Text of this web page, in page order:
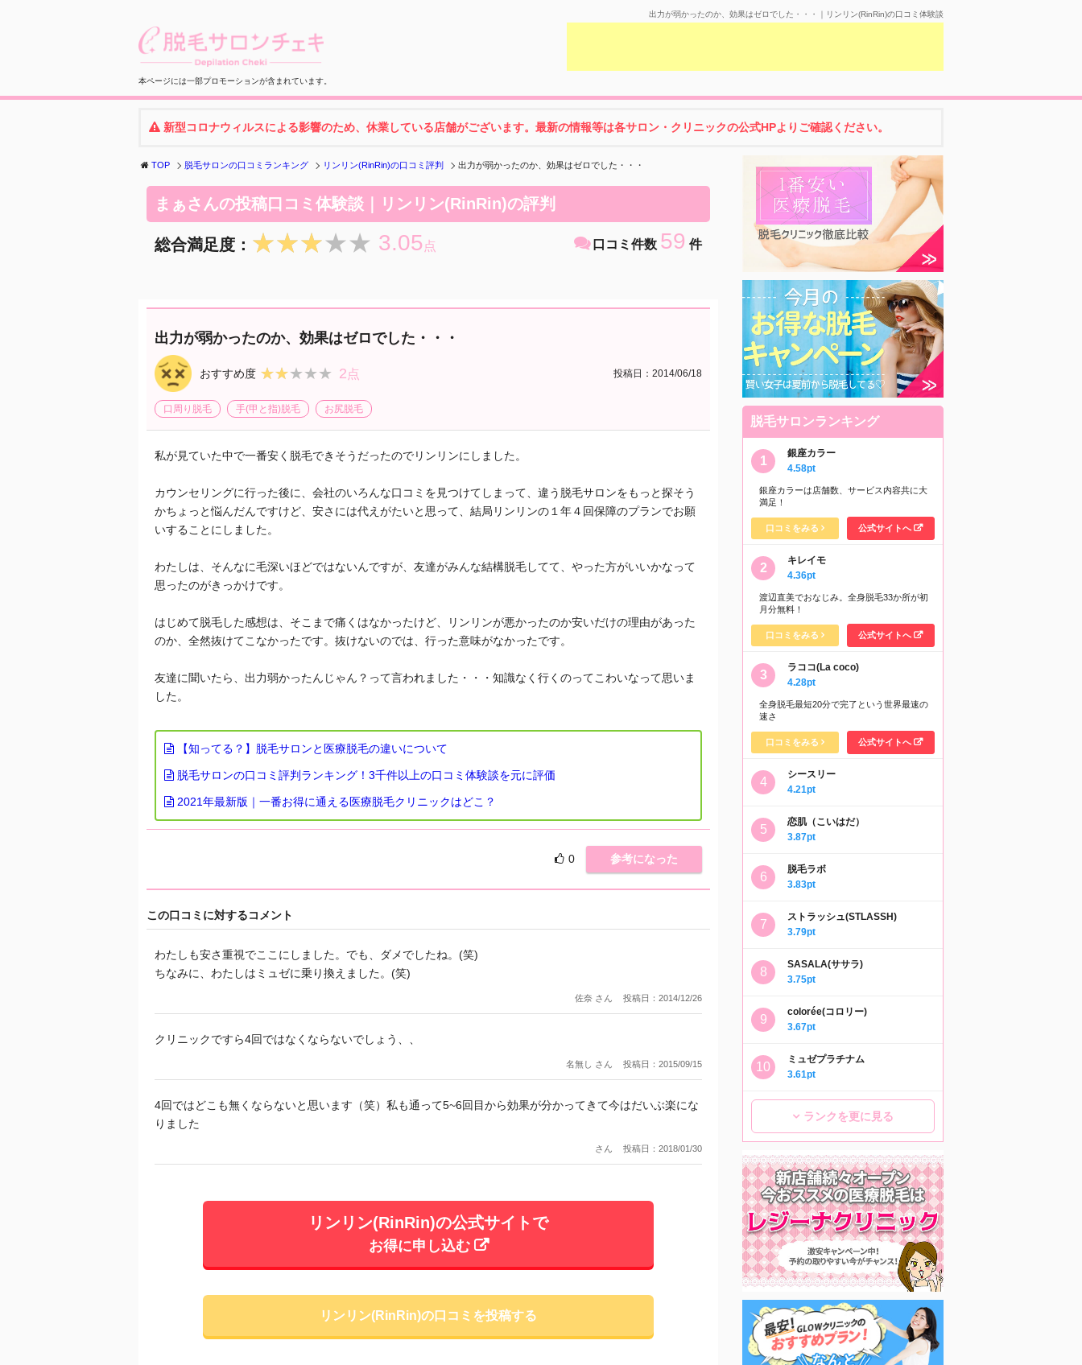
出力が弱かったのか、効果はゼロでした・・・｜リンリン(RinRin)の口コミ体験談
本ページには一部プロモーションが含まれています。
新型コロナウィルスによる影響のため、休業している店舗がございます。最新の情報等は各サロン・クリニックの公式HPよりご確認ください。
TOP 脱毛サロンの口コミランキング リンリン(RinRin)の口コミ評判 出力が弱かったのか、効果はゼロでした・・・
まぁさんの投稿口コミ体験談｜リンリン(RinRin)の評判
総合満足度： ★★★★★
★★★★★ 3.05点 口コミ件数 59 件
出力が弱かったのか、効果はゼロでした・・・
おすすめ度 ★★★★★
★★★★★ 2点 投稿日：2014/06/18
口周り脱毛 手(甲と指)脱毛 お尻脱毛
私が見ていた中で一番安く脱毛できそうだったのでリンリンにしました。
カウンセリングに行った後に、会社のいろんな口コミを見つけてしまって、違う脱毛サロンをもっと探そう
かちょっと悩んだんですけど、安さには代えがたいと思って、結局リンリンの１年４回保障のプランでお願
いすることにしました。
わたしは、そんなに毛深いほどではないんですが、友達がみんな結構脱毛してて、やった方がいいかなって
思ったのがきっかけです。
はじめて脱毛した感想は、そこまで痛くはなかったけど、リンリンが悪かったのか安いだけの理由があった
のか、全然抜けてこなかったです。抜けないのでは、行った意味がなかったです。
友達に聞いたら、出力弱かったんじゃん？って言われました・・・知識なく行くのってこわいなって思いま
した。
【知ってる？】脱毛サロンと医療脱毛の違いについて
脱毛サロンの口コミ評判ランキング！3千件以上の口コミ体験談を元に評価
2021年最新版｜一番お得に通える医療脱毛クリニックはどこ？
0 参考になった
この口コミに対するコメント
わたしも安さ重視でここにしました。でも、ダメでしたね。(笑)
ちなみに、わたしはミュゼに乗り換えました。(笑)
佐奈 さん 投稿日：2014/12/26
クリニックですら4回ではなくならないでしょう、、
名無し さん 投稿日：2015/09/15
4回ではどこも無くならないと思います（笑）私も通って5~6回目から効果が分かってきて今はだいぶ楽にな
りました
さん 投稿日：2018/01/30
リンリン(RinRin)の公式サイトで
お得に申し込む
リンリン(RinRin)の口コミを投稿する
脱毛サロンランキング
銀座カラー
4.58pt
銀座カラーは店舗数、サービス内容共に大
満足！
口コミをみる 公式サイトへ
キレイモ
4.36pt
渡辺直美でおなじみ。全身脱毛33か所が初
月分無料！
口コミをみる 公式サイトへ
ラココ(La coco)
4.28pt
全身脱毛最短20分で完了という世界最速の
速さ
口コミをみる 公式サイトへ
シースリー
4.21pt
恋肌（こいはだ）
3.87pt
脱毛ラボ
3.83pt
ストラッシュ(STLASSH)
3.79pt
SASALA(ササラ)
3.75pt
colorée(コロリー)
3.67pt
ミュゼプラチナム
3.61pt
ランクを更に見る